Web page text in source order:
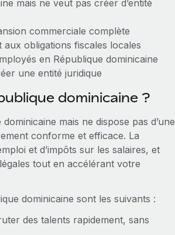
mais ne veut pas créer d’entité
commerciale complète
obligations fiscales locales
en République dominicaine
une entité juridique
dominicaine ?
mais ne dispose pas d’une
conforme et efficace. La
et d’impôts sur les salaires, et
tout en accélérant votre
dominicaine sont les suivants :
des talents rapidement, sans